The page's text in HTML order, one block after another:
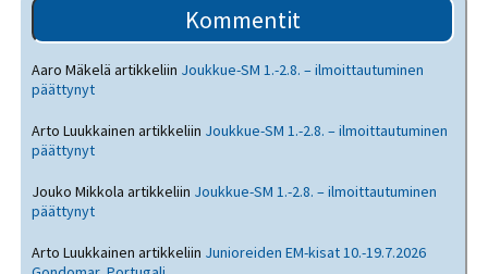
Kommentit
Aaro Mäkelä artikkeliin Joukkue-SM 1.-2.8. – ilmoittautuminen
päättynyt
Arto Luukkainen artikkeliin Joukkue-SM 1.-2.8. – ilmoittautuminen
päättynyt
Jouko Mikkola artikkeliin Joukkue-SM 1.-2.8. – ilmoittautuminen
päättynyt
Arto Luukkainen artikkeliin Junioreiden EM-kisat 10.-19.7.2026